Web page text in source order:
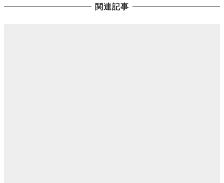
関連記事